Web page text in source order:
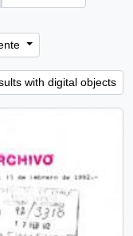
with digital objects